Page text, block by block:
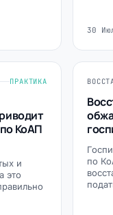
30
ПРАКТИКА
КоАП
и
это
по